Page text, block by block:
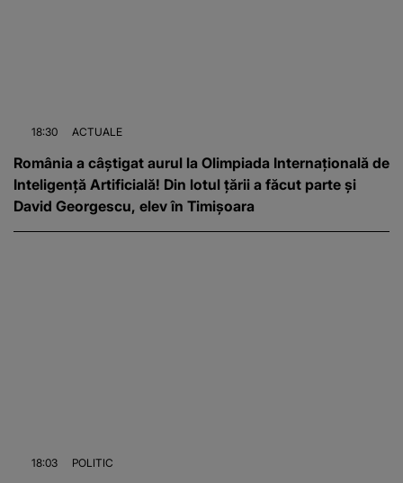
18:30 ACTUALE
România a câștigat aurul la Olimpiada Internațională de
Inteligență Artificială! Din lotul țării a făcut parte și
David Georgescu, elev în Timișoara
18:03 POLITIC